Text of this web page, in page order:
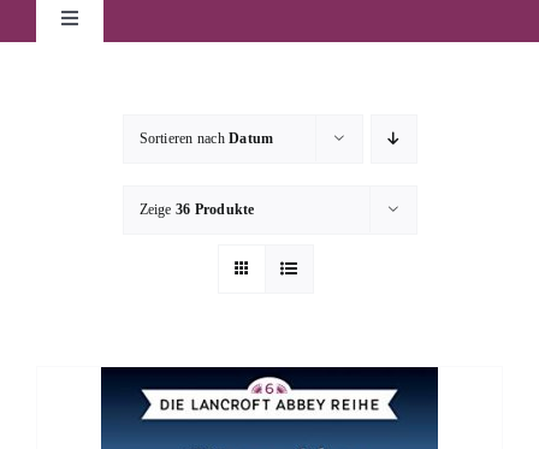
Toggle
Sophie Berg
Sortieren nachDatum
Zeige 36 Produkte